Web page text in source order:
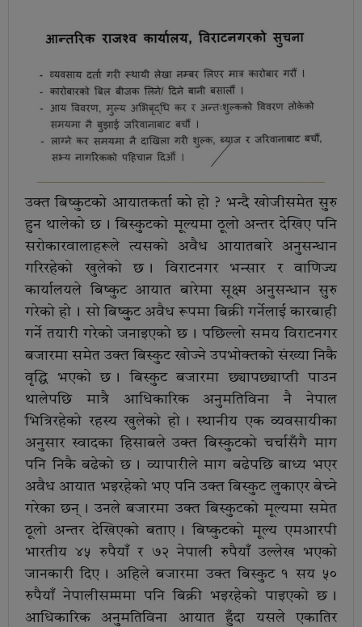
उक्त बिष्कुटको आयातकर्ता को हो ? भन्दै खोजीसमेत सुरु
हुन थालेको छ । बिस्कुटको मूल्यमा ठूलो अन्तर देखिए पनि
सरोकारवालाहरूले त्यसको अवैध आयातबारे अनुसन्धान
गरिरहेको खुलेको छ । विराटनगर भन्सार र वाणिज्य
कार्यालयले बिष्कुट आयात बारेमा सूक्ष्म अनुसन्धान सुरु
गरेको हो । सो बिष्कुुट अवैध रूपमा बिक्री गर्नेलाई कारबाही
गर्ने तयारी गरेको जनाइएको छ । पछिल्लो समय विराटनगर
बजारमा समेत उक्त बिस्कुट खोज्ने उपभोक्तको संख्या निकै
वृद्धि भएको छ । बिस्कुट बजारमा छ्यापछ्याप्ती पाउन
थालेपछि मात्रै आधिकारिक अनुमतिविना नै नेपाल
भित्रिरहेको रहस्य खुलेको हो । स्थानीय एक व्यवसायीका
अनुसार स्वादका हिसाबले उक्त बिस्कुटको चर्चासँगै माग
पनि निकै बढेको छ । व्यापारीले माग बढेपछि बाध्य भएर
अवैध आयात भइरहेको भए पनि उक्त बिस्कुट लुकाएर बेच्ने
गरेका छन् । उनले बजारमा उक्त बिस्कुटको मूल्यमा समेत
ठूलो अन्तर देखिएको बताए । बिष्कुटको मूल्य एमआरपी
भारतीय ४५ रुपैयाँ र ७२ नेपाली रुपैयाँ उल्लेख भएको
जानकारी दिए । अहिले बजारमा उक्त बिस्कुट १ सय ५०
रुपैयाँ नेपालीसम्ममा पनि बिक्री भइरहेको पाइएको छ ।
आधिकारिक अनुमतिविना आयात हुँदा यसले एकातिर